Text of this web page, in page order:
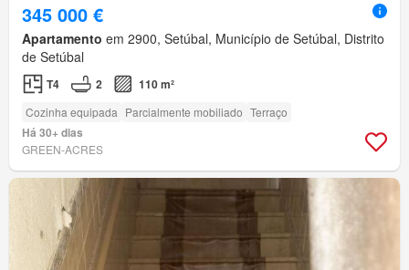
345 000 €
Apartamento em 2900, Setúbal, Município de Setúbal, Distrito
de Setúbal
T4 2 110 m²
Cozinha equipada Parcialmente mobiliado Terraço
Há 30+ dias
GREEN-ACRES